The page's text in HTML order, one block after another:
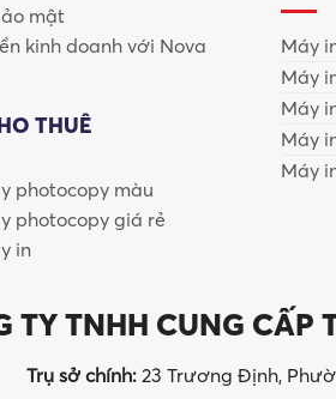
nhưng máy photocopy chính
mật
kinh doanh với Nova
THUÊ
photocopy màu
photocopy giá rẻ
in
Máy
Máy
Máy
Máy
Máy
TY TNHH CUNG CẤP
Trụ sở chính:23 Trương Định,